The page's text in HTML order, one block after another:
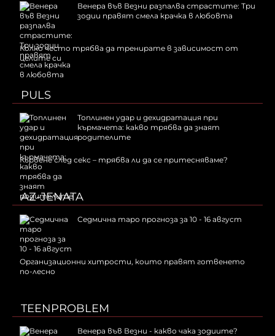
Венера във Везни разпалва страстите: Три
зодии правят смела крачка в любовта
Колко често трябва да тренирате в зависимост от
целите си
PULS
Топлинен удар и дехидратация при
кърмачета: какво трябва да знаят
родителите
Кървене след секс – трябва ли да се притесняваме?
AZ-JENATA
Седмична таро прогноза за 10 - 16 август
Организационни хитрости, които правят готвенето
по-лесно
TEENPROBLEM
Венера във Везни - какво чака зодиите?